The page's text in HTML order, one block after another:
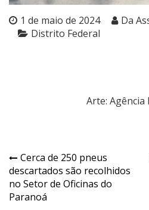
1 de maio de 2024
Da
Distrito Federal
Arte: Agência
Navegação
de
Post
Cerca de 250 pneus
descartados são recolhidos
no Setor de Oficinas do
Paranoá